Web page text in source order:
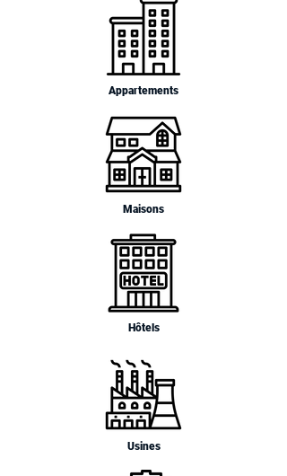
Appartements
Maisons
Hôtels
Usines